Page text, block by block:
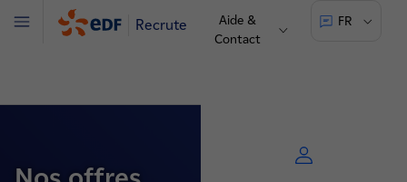
Recrute
Aide &
Contact
FR
Menu